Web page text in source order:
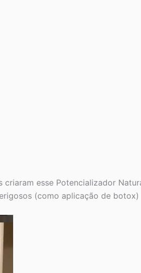
esse Potencializador
(como aplicação de